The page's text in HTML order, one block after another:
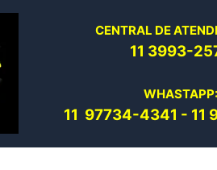
CENTRAL DE
11 3993-
WHASTAPP:
11 97734-4341 - 11